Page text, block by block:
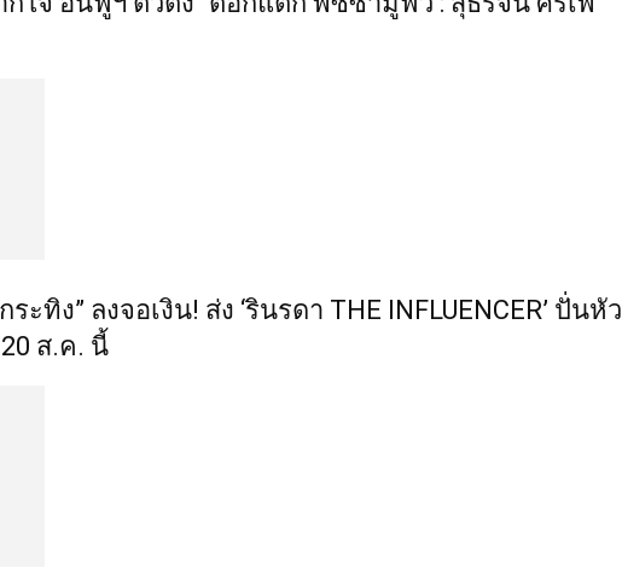
ระทิง” ลงจอเงิน! ส่ง ‘รินรดา THE INFLUENCER’ ปั่นหัว
ส.ค. นี้